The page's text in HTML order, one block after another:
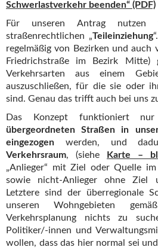
Schwerlastverkehr beenden“ (PDF)
Für unseren Antrag
straßenrechtlichen „Teileinziehung
regelmäßig von Bezirken und auch
Friedrichstraße im Bezirk Mitte)
Verkehrsarten aus einem
auszuschließen, für die sie oder
sind. Genau das trifft auch bei uns
Das Konzept funktioniert
übergeordneten Straßen in
eingezogen werden, und
Verkehrsraum, (siehe Karte –
„Anlieger“ mit Ziel oder Quelle
sowie nicht-Anlieger ohne Ziel
Letztere sind der überregionale
unseren Wohngebieten
Verkehrsplanung nichts zu
Politiker/-innen und
wollen, dass das hier normal sei